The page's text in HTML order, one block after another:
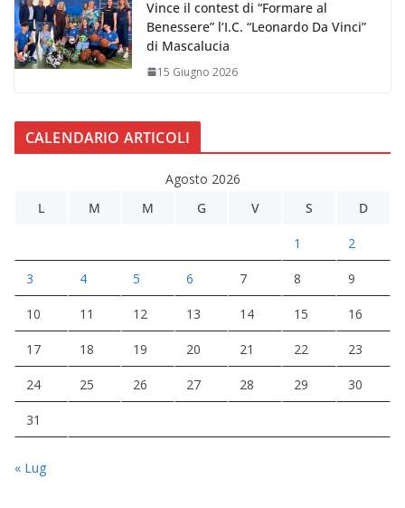
Vince il contest di “Formare al
Benessere” l’I.C. “Leonardo Da Vinci”
di Mascalucia
15 Giugno 2026
CALENDARIO ARTICOLI
Agosto 2026
L
M M G V S D
1 2
3 4 5 6 7 8 9
10 11 12 13 14 15 16
17 18 19 20 21 22 23
24 25 26 27 28 29 30
31
« Lug